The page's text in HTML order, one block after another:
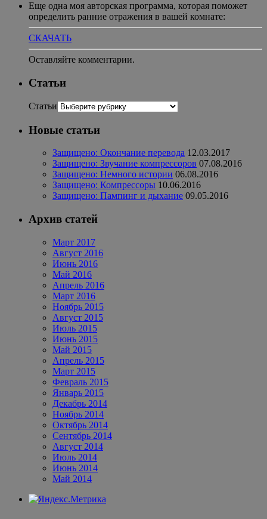
Еще одна моя авторская программа, которая поможет
определить ранние отражения в вашей комнате:
СКАЧАТЬ
Оставляйте комментарии.
Статьи
Статьи
Новые статьи
Защищено: Окончание перевода 12.03.2017
Защищено: Звучание компрессоров 07.08.2016
Защищено: Немного истории 06.08.2016
Защищено: Компрессоры 10.06.2016
Защищено: Пампинг и дыхание 09.05.2016
Архив статей
Март 2017
Август 2016
Июнь 2016
Май 2016
Апрель 2016
Март 2016
Ноябрь 2015
Август 2015
Июль 2015
Июнь 2015
Май 2015
Апрель 2015
Март 2015
Февраль 2015
Январь 2015
Декабрь 2014
Ноябрь 2014
Октябрь 2014
Сентябрь 2014
Август 2014
Июль 2014
Июнь 2014
Май 2014